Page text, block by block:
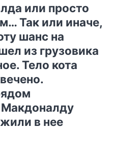
или просто
Так или иначе,
шанс на
из грузовика
Тело кота
в нее